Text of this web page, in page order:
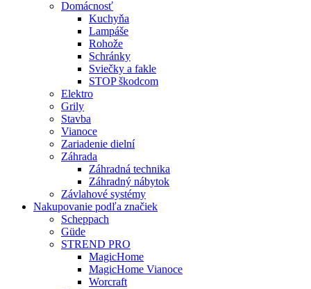
Domácnosť
Kuchyňa
Lampáše
Rohože
Schránky
Sviečky a fakle
STOP škodcom
Elektro
Grily
Stavba
Vianoce
Zariadenie dielní
Záhrada
Záhradná technika
Záhradný nábytok
Závlahové systémy
Nakupovanie podľa značiek
Scheppach
Güde
STREND PRO
MagicHome
MagicHome Vianoce
Worcraft